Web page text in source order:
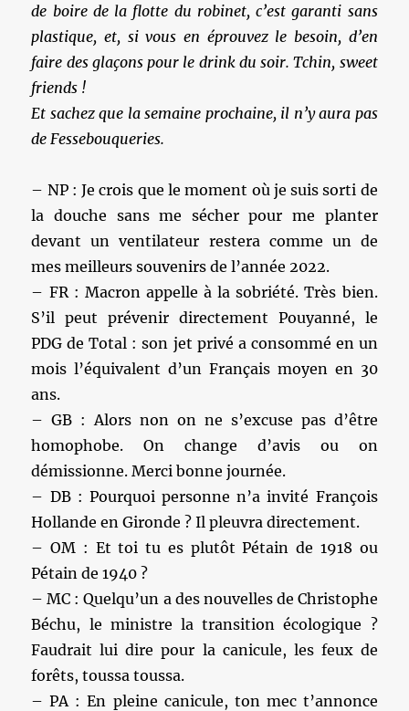
de boire de la flotte du robinet, c’est garanti sans
plastique, et, si vous en éprouvez le besoin, d’en
faire des glaçons pour le drink du soir. Tchin, sweet
friends !
Et sachez que la semaine prochaine, il n’y aura pas
de Fessebouqueries.
– NP : Je crois que le moment où je suis sorti de
la douche sans me sécher pour me planter
devant un ventilateur restera comme un de
mes meilleurs souvenirs de l’année 2022.
– FR : Macron appelle à la sobriété. Très bien.
S’il peut prévenir directement Pouyanné, le
PDG de Total : son jet privé a consommé en un
mois l’équivalent d’un Français moyen en 30
ans.
– GB : Alors non on ne s’excuse pas d’être
homophobe. On change d’avis ou on
démissionne. Merci bonne journée.
– DB : Pourquoi personne n’a invité François
Hollande en Gironde ? Il pleuvra directement.
– OM : Et toi tu es plutôt Pétain de 1918 ou
Pétain de 1940 ?
– MC : Quelqu’un a des nouvelles de Christophe
Béchu, le ministre la transition écologique ?
Faudrait lui dire pour la canicule, les feux de
forêts, toussa toussa.
– PA : En pleine canicule, ton mec t’annonce